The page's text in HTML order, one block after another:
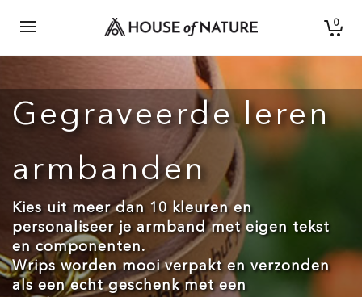
0
Gegraveerde leren
armbanden
Kies uit meer dan 10 kleuren en
personaliseer je armband met eigen tekst
en componenten.
Wrips worden mooi verpakt en verzonden
als een echt geschenk met een